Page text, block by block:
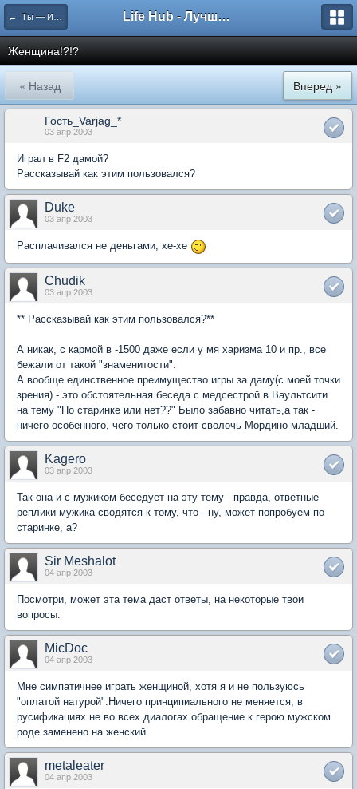
← Ты — Избранный Life Hub - Лучшие компьютерные игры мира
Женщина!?!?
« Назад Вперед »
Гость_Varjag_*
03 апр 2003
Играл в F2 дамой?
Рассказывай как этим пользовался?
Duke
03 апр 2003
Расплачивался не деньгами, хе-хе
Chudik
03 апр 2003
** Рассказывай как этим пользовался?**
А никак, с кармой в -1500 даже если у мя харизма 10 и пр., все
бежали от такой "знаменитости".
А вообще единственное преимущество игры за даму(с моей точки
зрения) - это обстоятельная беседа с медсестрой в Ваультсити
на тему "По старинке или нет??" Было забавно читать,а так -
ничего особенного, чего только стоит сволочь Мордино-младший.
Kagero
03 апр 2003
Так она и с мужиком беседует на эту тему - правда, ответные
реплики мужика сводятся к тому, что - ну, может попробуем по
старинке, а?
Sir Meshalot
04 апр 2003
Посмотри, может эта тема даст ответы, на некоторые твои
вопросы:
MicDoc
04 апр 2003
Мне симпатичнее играть женщиной, хотя я и не пользуюсь
"оплатой натурой".Ничего принципиального не меняется, в
русификациях не во всех диалогах обращение к герою мужском
роде заменено на женский.
metaleater
04 апр 2003